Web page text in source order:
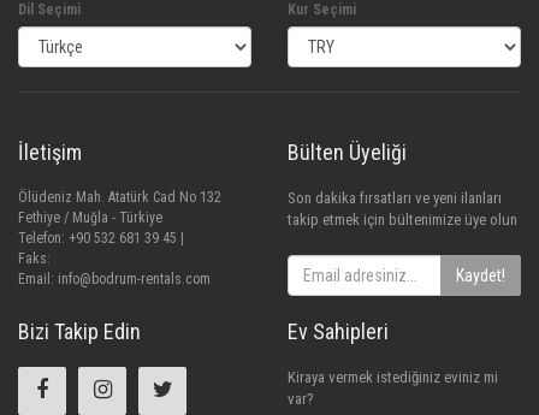
Dil Seçimi Kur Seçimi
İletişim
Ölüdeniz Mah. Atatürk Cad No 132
Fethiye / Muğla - Türkiye
Telefon: +90 532 681 39 45 |
Faks:
Email: info@bodrum-rentals.com
Bülten Üyeliği
Son dakika fırsatları ve yeni ilanları
takip etmek için bültenimize üye olun
Kaydet!
Bizi Takip Edin Ev Sahipleri
Kiraya vermek istediğiniz eviniz mi
var?